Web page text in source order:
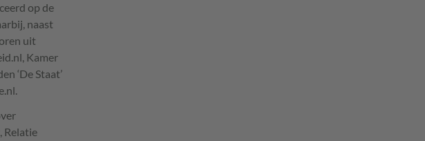
op de
naast
uit
Kamer
‘De Staat’
Relatie